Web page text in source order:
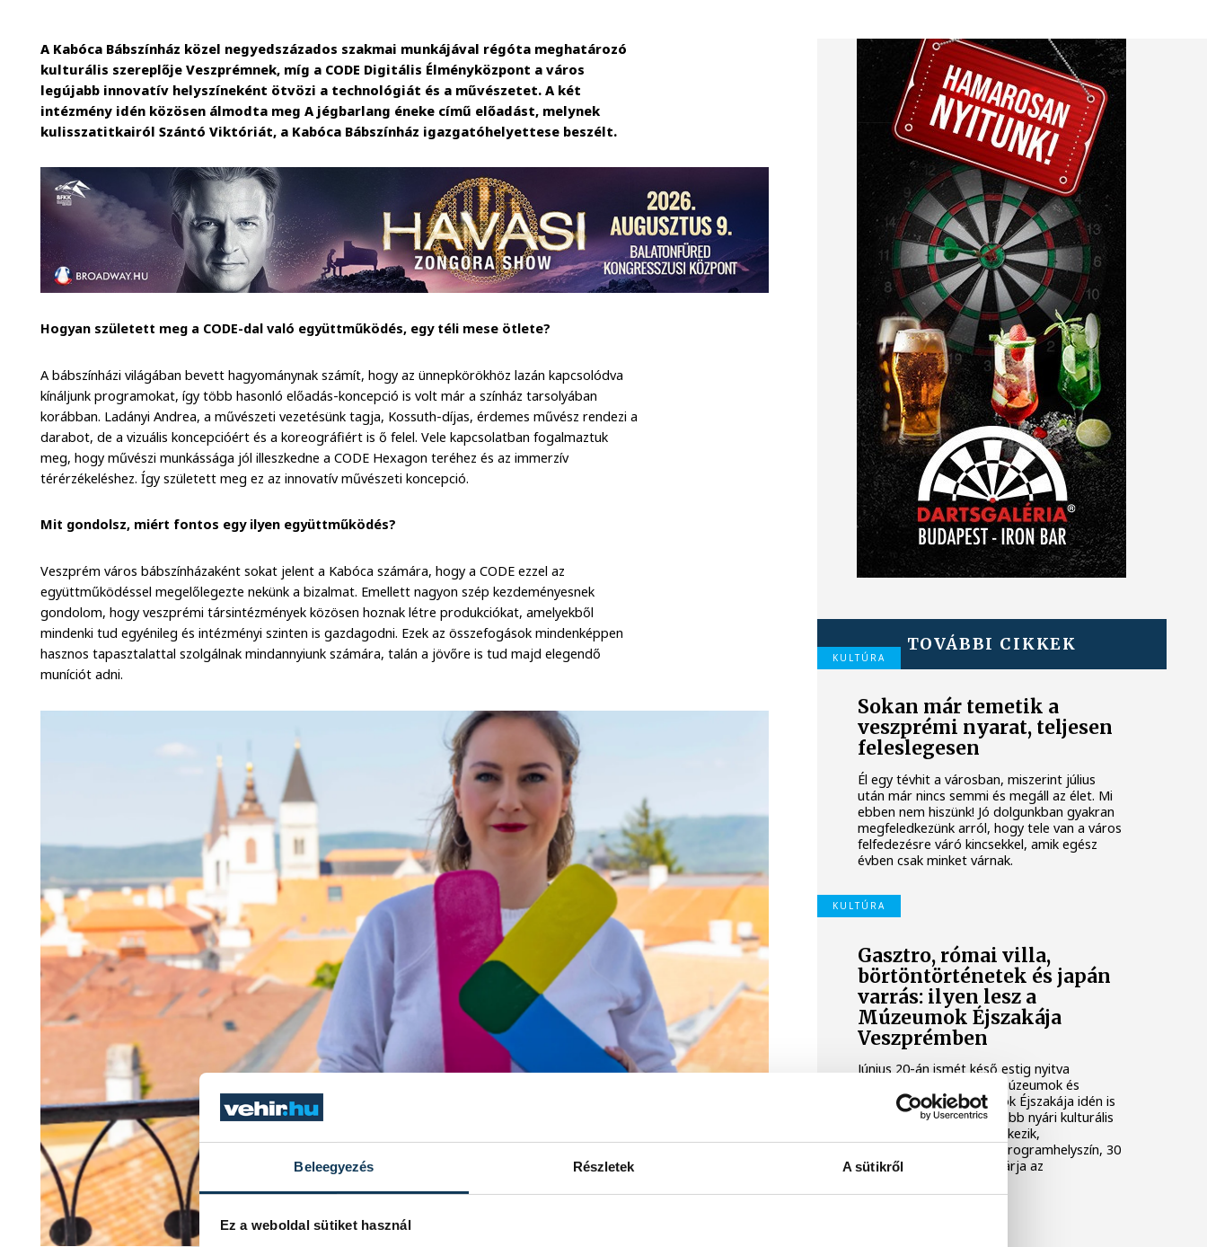
Beleegyezés Részletek A sütikről
Ez a weboldal sütiket használ
A Kabóca Bábszínház közel negyedszázados szakmai munkájával régóta meghatározó
kulturális szereplője Veszprémnek, míg a CODE Digitális Élményközpont a város
legújabb innovatív helyszíneként ötvözi a technológiát és a művészetet. A két
intézmény idén közösen álmodta meg A jégbarlang éneke című előadást, melynek
kulisszatitkairól Szántó Viktóriát, a Kabóca Bábszínház igazgatóhelyettese beszélt.
Hogyan született meg a CODE-dal való együttműködés, egy téli mese ötlete?
A bábszínházi világában bevett hagyománynak számít, hogy az ünnepkörökhöz lazán kapcsolódva
kínáljunk programokat, így több hasonló előadás-koncepció is volt már a színház tarsolyában
korábban. Ladányi Andrea, a művészeti vezetésünk tagja, Kossuth-díjas, érdemes művész rendezi a
darabot, de a vizuális koncepcióért és a koreográfiért is ő felel. Vele kapcsolatban fogalmaztuk
meg, hogy művészi munkássága jól illeszkedne a CODE Hexagon teréhez és az immerzív
térérzékeléshez. Így született meg ez az innovatív művészeti koncepció.
Mit gondolsz, miért fontos egy ilyen együttműködés?
Veszprém város bábszínházaként sokat jelent a Kabóca számára, hogy a CODE ezzel az
együttműködéssel megelőlegezte nekünk a bizalmat. Emellett nagyon szép kezdeményesnek
gondolom, hogy veszprémi társintézmények közösen hoznak létre produkciókat, amelyekből
mindenki tud egyénileg és intézményi szinten is gazdagodni. Ezek az összefogások mindenképpen
hasznos tapasztalattal szolgálnak mindannyiunk számára, talán a jövőre is tud majd elegendő
muníciót adni.
TOVÁBBI CIKKEK
KULTÚRA
Sokan már temetik a
veszprémi nyarat, teljesen
feleslegesen
Él egy tévhit a városban, miszerint július
után már nincs semmi és megáll az élet. Mi
ebben nem hiszünk! Jó dolgunkban gyakran
megfeledkezünk arról, hogy tele van a város
felfedezésre váró kincsekkel, amik egész
évben csak minket várnak.
KULTÚRA
Gasztro, római villa,
börtöntörténetek és japán
varrás: ilyen lesz a
Múzeumok Éjszakája
Veszprémben
Június 20-án ismét késő estig nyitva
maradnak a veszprémi múzeumok és
kiállítóhelyek. A Múzeumok Éjszakája idén is
az ország egyik legnagyobb nyári kulturális
programsorozataként érkezik,
Veszprémben pedig 25 programhelyszín, 30
kiállítás és 95 program várja az